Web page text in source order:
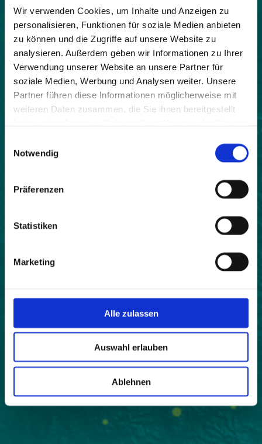
Wir verwenden Cookies, um Inhalte und Anzeigen zu
personalisieren, Funktionen für soziale Medien anbieten
zu können und die Zugriffe auf unsere Website zu
analysieren. Außerdem geben wir Informationen zu Ihrer
Verwendung unserer Website an unsere Partner für
soziale Medien, Werbung und Analysen weiter. Unsere
Partner führen diese Informationen möglicherweise mit
weiteren Daten zusammen, die Sie ihnen bereitgestellt
Notwendig
Präferenzen
Statistiken
Marketing
Alle zulassen
Auswahl erlauben
Ablehnen
Beitrittsjahr:
2018
Einwohner:
143